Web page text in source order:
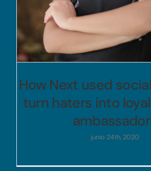
How Next used
turn haters into
junio 24th, 2020